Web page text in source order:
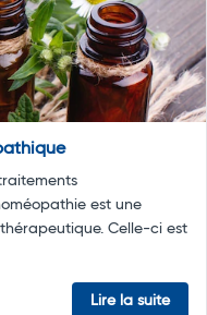
est une
Celle-ci est
Lire la suite